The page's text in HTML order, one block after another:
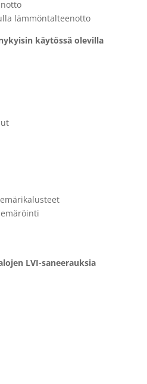
lämmöntalteenotto
käytössä olevilla
LVI-saneerauksia